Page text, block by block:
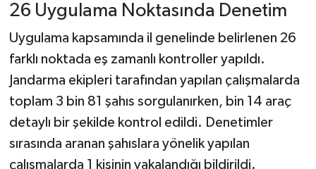
26 Uygulama Noktasında Denetim
Uygulama kapsamında il genelinde belirlenen 26
farklı noktada eş zamanlı kontroller yapıldı.
Jandarma ekipleri tarafından yapılan çalışmalarda
toplam 3 bin 81 şahıs sorgulanırken, bin 14 araç
detaylı bir şekilde kontrol edildi. Denetimler
sırasında aranan şahıslara yönelik yapılan
çalışmalarda 1 kişinin yakalandığı bildirildi.